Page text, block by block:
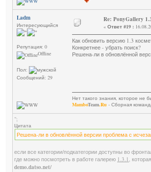
Ladm
Интересующийся
Репутация: 0
Offline
Пол:
Сообщений: 29
Re: PonyGallery
« Ответ #19 :
Как обновить версию 1.3
Конкретнее - убрать поиск?
Решена-ли в обновлённой
Нет такого знания, которое не
MamboTeam.Ru - Сборная
";
Цитата
Решена-ли в обновлённой версии проблема с
если все категории/подкатегории доступны во
где можно посмотреть в работе галерею 1.3.1,
demo.datso.net/